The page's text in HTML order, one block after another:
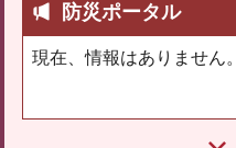
防災ポータル
現在、情報はありません。